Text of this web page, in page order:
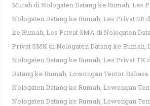
Murah di Nologaten Datang ke Rumah, Les
Nologaten Datang ke Rumah, Les Privat SD
ke Rumah, Les Privat SMA di Nologaten
Privat SMK di Nologaten Datang ke Rumah,
Nologaten Datang ke Rumah, Les Privat TK
Datang ke Rumah, Lowongan Tentor
Nologaten Datang ke Rumah, Lowongan
Nologaten Datang ke Rumah, Lowongan